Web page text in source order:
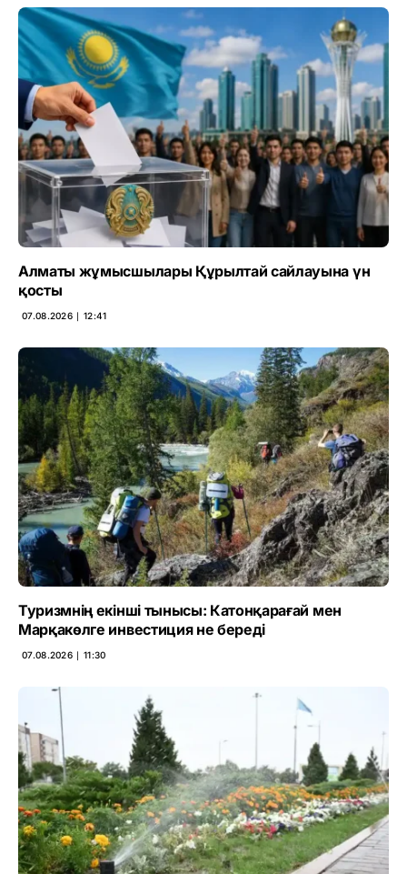
Алматы жұмысшылары Құрылтай сайлауына үн
қосты
07.08.2026 ∣ 12:41
Туризмнің екінші тынысы: Катонқарағай мен
Марқакөлге инвестиция не береді
07.08.2026 ∣ 11:30